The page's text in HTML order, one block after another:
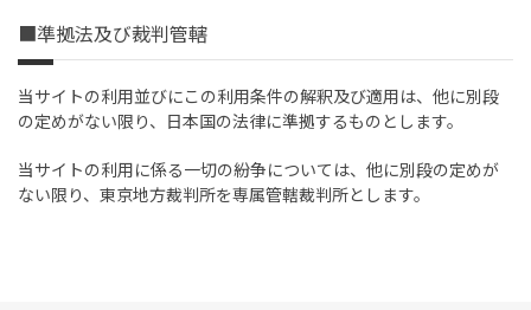
■準拠法及び裁判管轄
当サイトの利用並びにこの利用条件の解釈及び適用は、他に別段
の定めがない限り、日本国の法律に準拠するものとします。
当サイトの利用に係る一切の紛争については、他に別段の定めが
ない限り、東京地方裁判所を専属管轄裁判所とします。